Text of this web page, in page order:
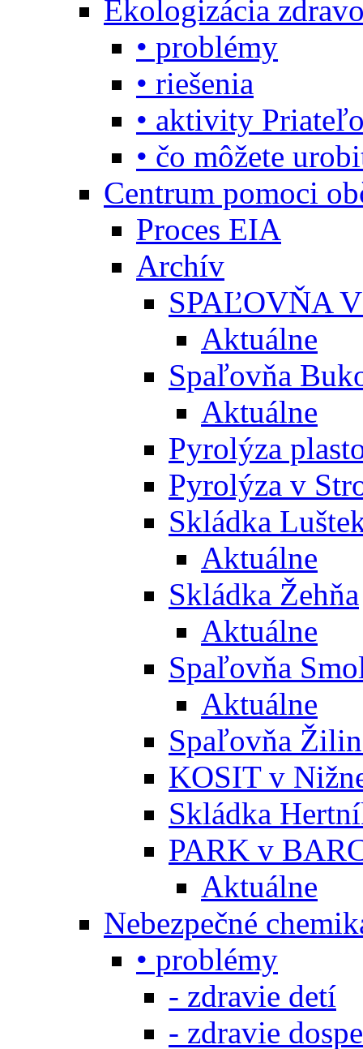
Ekologizácia
• problémy
• riešenia
• aktivity
• čo môžete
Centrum pomoci
Proces EIA
Archív
SPAĽOVŇA
Aktuálne
Spaľovňa
Aktuálne
Pyrolýza
Pyrolýza v
Skládka
Aktuálne
Skládka Žehňa
Aktuálne
Spaľovňa
Aktuálne
Spaľovňa
KOSIT v
Skládka
PARK v
Aktuálne
Nebezpečné
• problémy
- zdravie detí
- zdravie